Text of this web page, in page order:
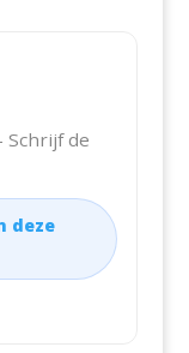
Schrijf de
deze